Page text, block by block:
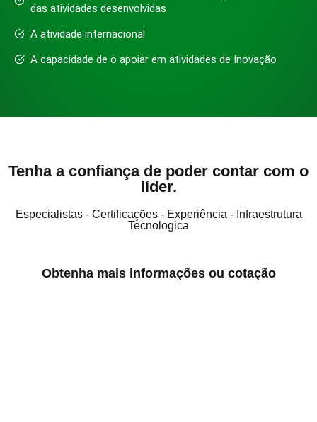
das atividades desenvolvidas
A atividade internacional
A capacidade de o apoiar em atividades de Inovação
Tenha a confiança de poder contar com o
líder.
Especialistas - Certificações - Experiência - Infraestrutura
Tecnologica
Obtenha mais informações ou cotação